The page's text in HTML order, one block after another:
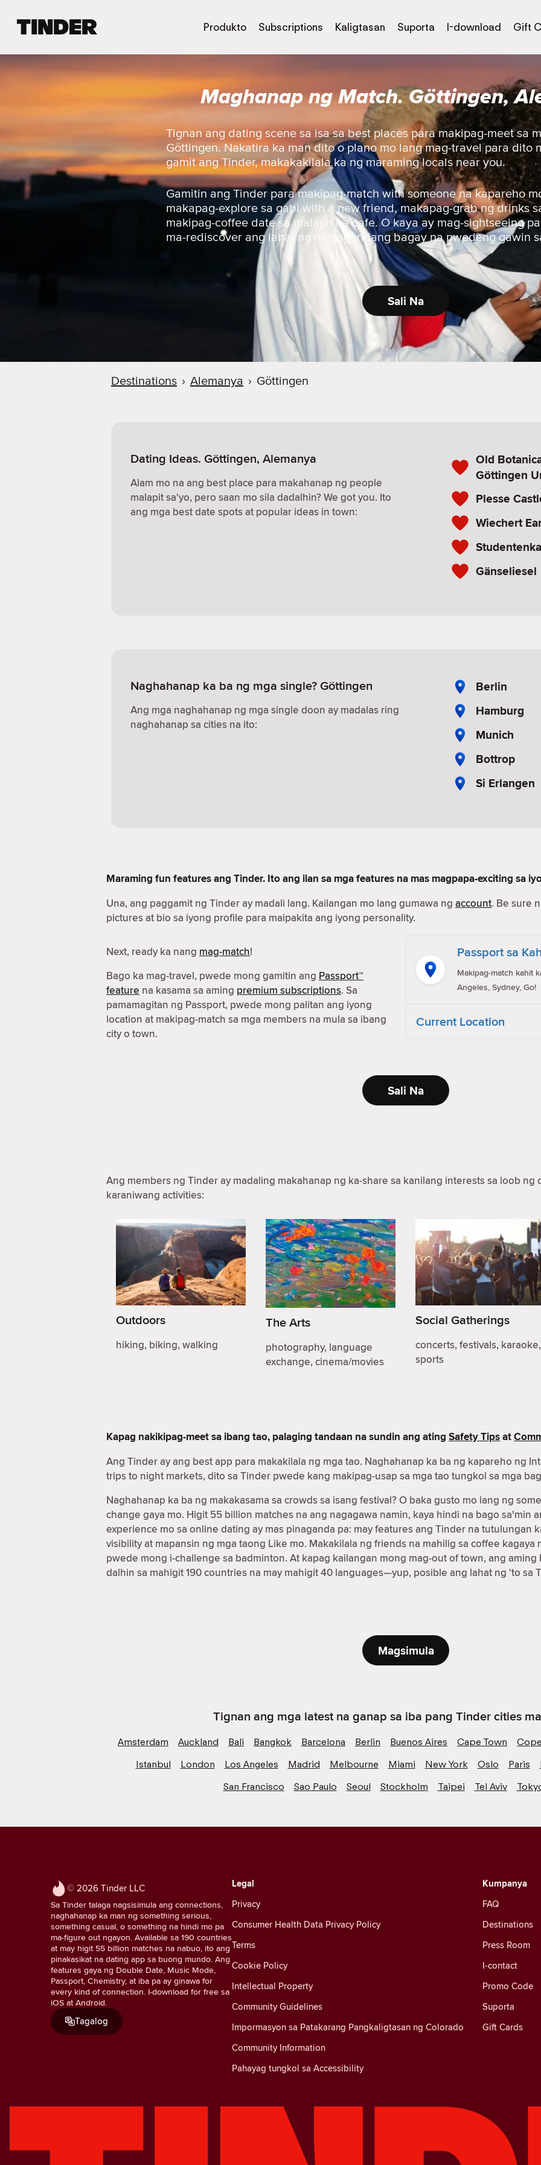
e
Produkto Subscriptions Kaligtasan Suporta I-download Gift
Maghanap ng Match. Göttingen,
Tignan ang dating scene sa isa sa best places para makipag-meet sa
Göttingen. Nakatira ka man dito o plano mo lang mag-travel para dito
gamit ang Tinder, makakakilala ka ng maraming locals near you.
Gamitin ang Tinder para makipag-match with someone na kapareho
makapag-explore sa gabi with a new friend, makapag-grab ng drinks
makipag-coffee date sa malapit na cafe. O kaya ay mag-sightseeing
ma-rediscover ang lahat ng magagandang bagay na pwedeng gawin
Sali Na
Destinations › Alemanya › Göttingen
Dating Ideas. Göttingen, Alemanya
Alam mo na ang best place para makahanap ng people
malapit sa'yo, pero saan mo sila dadalhin? We got you. Ito
ang mga best date spots at popular ideas in town:
Old
Göttingen
Plesse
Wiechert
Gänseliesel
Naghahanap ka ba ng mga single? Göttingen
Ang mga naghahanap ng mga single doon ay madalas ring
naghahanap sa cities na ito:
Berlin
Hamburg
Munich
Bottrop
Si Erlangen
Maraming fun features ang Tinder. Ito ang ilan sa mga features na mas magpapa-exciting sa
Una, ang paggamit ng Tinder ay madali lang. Kailangan mo lang gumawa ng account. Be sure
pictures at bio sa iyong profile para maipakita ang iyong personality.
Next, ready ka nang mag-match!
Bago ka mag-travel, pwede mong gamitin ang Passport™
feature na kasama sa aming premium subscriptions. Sa
pamamagitan ng Passport, pwede mong palitan ang iyong
location at makipag-match sa mga members na mula sa ibang
city o town.
Passport sa
Makipag-match kahit
Angeles, Sydney, Go!
Current Location
Sali Na
Ang members ng Tinder ay madaling makahanap ng ka-share sa kanilang interests sa loob ng
karaniwang activities:
Outdoors
hiking, biking, walking
The Arts
photography, language
exchange, cinema/movies
Social Gatherings
concerts, festivals, karaoke,
sports
Kapag nakikipag-meet sa ibang tao, palaging tandaan na sundin ang ating Safety Tipsat
Ang Tinder ay ang best app para makakilala ng mga tao. Naghahanap ka ba ng kapareho ng
trips to night markets, dito sa Tinder pwede kang makipag-usap sa mga tao tungkol sa mga
Naghahanap ka ba ng makakasama sa crowds sa isang festival? O baka gusto mo lang ng
change gaya mo. Higit 55 billion matches na ang nagagawa namin, kaya hindi na bago sa'min
experience mo sa online dating ay mas pinaganda pa: may features ang Tinder na tutulungan
visibility at mapansin ng mga taong Like mo. Makakilala ng friends na mahilig sa coffee
pwede mong i-challenge sa badminton. At kapag kailangan mong mag-out of town, ang
dalhin sa mahigit 190 countries na may mahigit 40 languages—yup, posible ang lahat ng 'to sa
Magsimula
Tignan ang mga latest na ganap sa iba pang Tinder cities
Amsterdam Auckland Bali Bangkok Barcelona Berlin Buenos Aires Cape Town
Istanbul
London Los Angeles Madrid Melbourne Miami New York Oslo Paris
San Francisco
Sao Paulo Seoul Stockholm Taipei Tel Aviv
© 2026 Tinder LLC
Sa Tinder talaga nagsisimula ang connections,
naghahanap ka man ng something serious,
something casual, o something na hindi mo pa
ma-figure out ngayon. Available sa 190 countries
at may higit 55 billion matches na nabuo, ito ang
pinakasikat na dating app sa buong mundo. Ang
features gaya ng Double Date, Music Mode,
Passport, Chemistry, at iba pa ay ginawa for
every kind of connection. I-download for free sa
iOS at Android.
Tagalog
Legal
Privacy
Consumer Health Data Privacy Policy
Terms
Cookie Policy
Intellectual Property
Community Guidelines
Impormasyon sa Patakarang Pangkaligtasan ng Colorado
Community Information
Pahayag tungkol sa Accessibility
Kumpanya
FAQ
Destinations
Press Room
I-contact
Promo Code
Suporta
Gift Cards